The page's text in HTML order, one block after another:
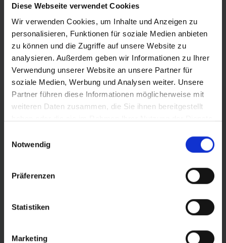
Diese Webseite verwendet Cookies
Wir verwenden Cookies, um Inhalte und Anzeigen zu
personalisieren, Funktionen für soziale Medien anbieten
zu können und die Zugriffe auf unsere Website zu
analysieren. Außerdem geben wir Informationen zu Ihrer
Verwendung unserer Website an unsere Partner für
soziale Medien, Werbung und Analysen weiter. Unsere
Partner führen diese Informationen möglicherweise mit
weiteren Daten zusammen, die Sie ihnen bereitgestellt
Notwendig
Präferenzen
Statistiken
Marketing
Infomaterial für Ihr Doppelhaus
Lassen Sie sich jetzt kostenloses und unverbindliches
Infomaterial
rund um den Hausbau mit NORDHAUS schicken.
NORDHAUS